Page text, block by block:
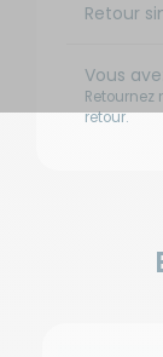
Retour
Vous
retour.